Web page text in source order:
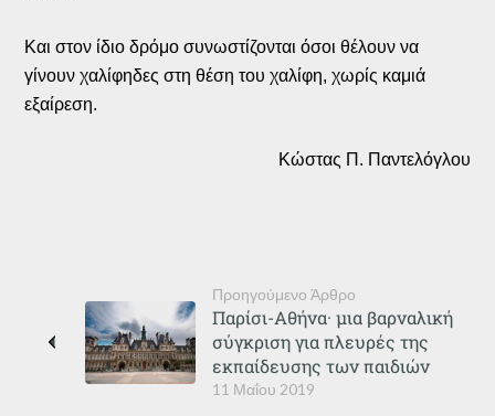
Και στον ίδιο δρόμο συνωστίζονται όσοι θέλουν να
γίνουν χαλίφηδες στη θέση του χαλίφη, χωρίς καμιά
εξαίρεση.
Κώστας Π. Παντελόγλου
Προηγούμενο Άρθρο
11 Μαΐου 2019
Παρίσι-Αθήνα· μια βαρναλική
σύγκριση για πλευρές της
εκπαίδευσης των παιδιών